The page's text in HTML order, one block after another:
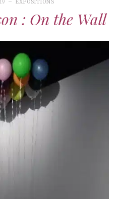
EXPOSITIONS
: On the Wall